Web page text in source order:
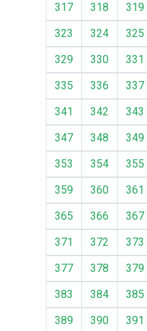
317
318 319
323
324 325
329
330 331
335
336 337
341
342 343
347
348 349
353
354 355
359
360 361
365
366 367
371
372 373
377
378 379
383
384 385
389
390 391